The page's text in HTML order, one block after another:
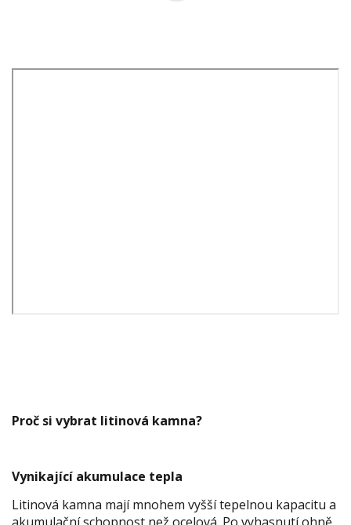
Proč si vybrat litinová kamna?
Vynikající akumulace tepla
Litinová kamna mají mnohem vyšší tepelnou kapacitu a